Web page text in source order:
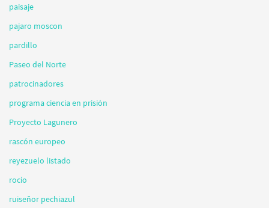
paisaje
pajaro moscon
pardillo
Paseo del Norte
patrocinadores
programa ciencia en prisión
Proyecto Lagunero
rascón europeo
reyezuelo listado
rocío
ruiseñor pechiazul